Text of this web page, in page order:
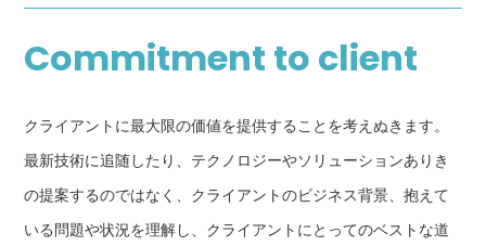
Commitment to client
クライアントに最大限の価値を提供することを考えぬきます。
最新技術に追随したり、テクノロジーやソリューションありき
の提案するのではなく、クライアントのビジネス背景、抱えて
いる問題や状況を理解し、クライアントにとってのベストな道